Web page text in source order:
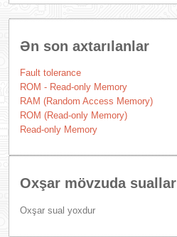
Ən son axtarılanlar
Fault tolerance
ROM - Read-only Memory
RAM (Random Access Memory)
ROM (Read-only Memory)
Read-only Memory
Oxşar mövzuda suallar
Oxşar sual yoxdur